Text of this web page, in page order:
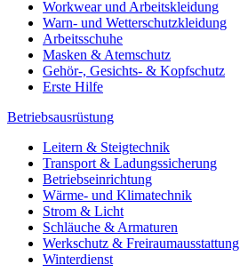
Workwear und Arbeitskleidung
Warn- und Wetterschutzkleidung
Arbeitsschuhe
Masken & Atemschutz
Gehör-, Gesichts- & Kopfschutz
Erste Hilfe
Betriebsausrüstung
Leitern & Steigtechnik
Transport & Ladungssicherung
Betriebseinrichtung
Wärme- und Klimatechnik
Strom & Licht
Schläuche & Armaturen
Werkschutz & Freiraumausstattung
Winterdienst